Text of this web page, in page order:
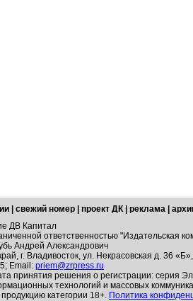
свежий номер проект ДК реклама
ДВ Капитал
ответственностью "Издательская
Андрей Александрович
г. Владивосток, ул. Некрасовская д. 36
Email: priem@zrpress.ru
принятия решения о регистрации: серия
технологий и массовых
категории 18+. Политика